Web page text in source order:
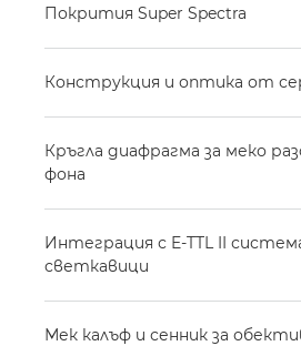
Покрития Super Spectra
Конструкция и оптика от
Кръгла диафрагма за меко
фона
Интеграция с E-TTL II
светкавици
Мек калъф и сенник за